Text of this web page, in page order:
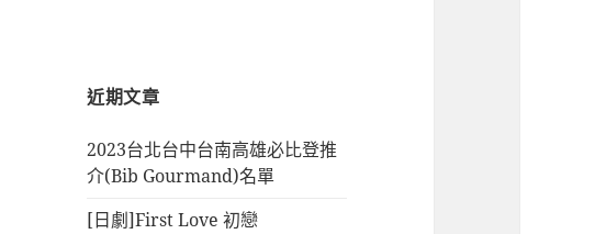
近期文章
2023台北台中台南高雄必比登推
介(Bib Gourmand)名單
[日劇]First Love 初戀